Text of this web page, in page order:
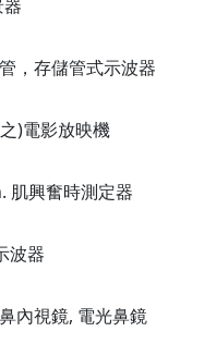
，存儲管式示波器
)電影放映機
肌興奮時測定器
波器
內視鏡, 電光鼻鏡